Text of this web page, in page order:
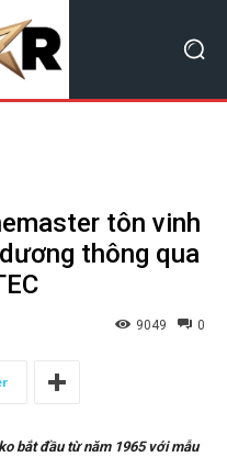
tôn vinh
thông qua
0
9049
bắt đầu từ năm 1965 với mẫu